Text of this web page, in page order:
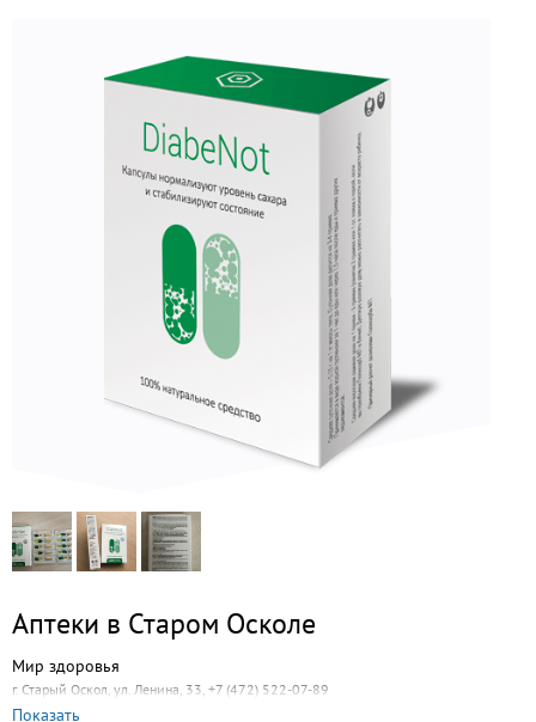
Аптеки в Старом Осколе
Мир здоровья
г. Старый Оскол, ул. Ленина, 33, +7 (472) 522-07-89
Показать